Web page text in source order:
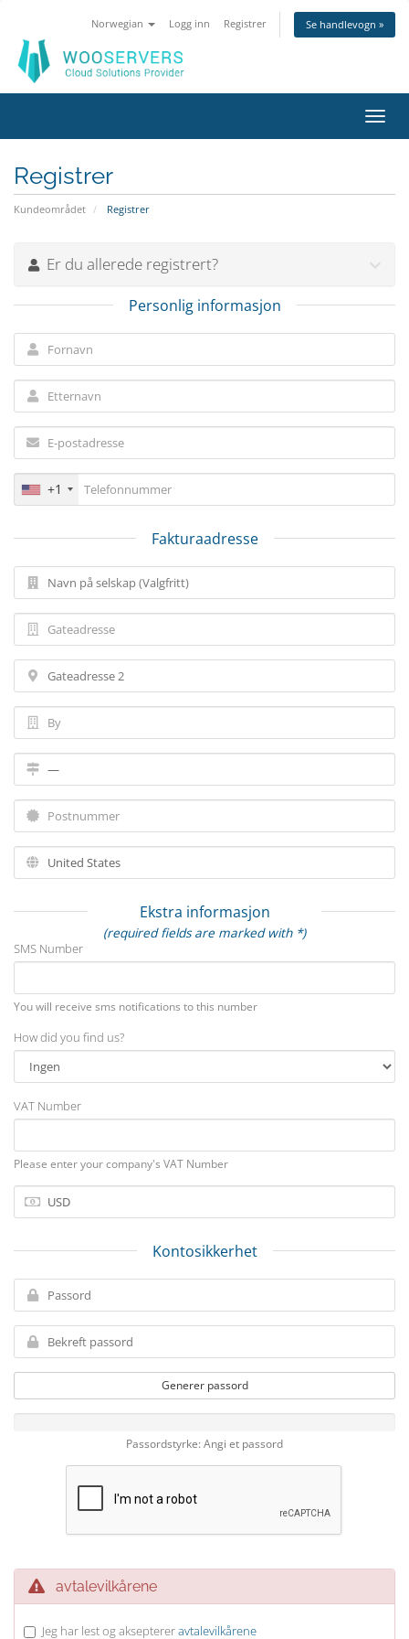
Norwegian Logg inn Registrer Se handlevogn »
Bytt
Registrer
Kundeområdet Registrer
Er du allerede registrert?
Personlig informasjon
+1
Fakturaadresse
Ekstra informasjon
(required fields are marked with *)
SMS Number
You will receive sms notifications to this number
How did you find us?
VAT Number
Please enter your company's VAT Number
Kontosikkerhet
Generer passord
Passordstyrke: Angi et passord
avtalevilkårene
Jeg har lest og akseptereravtalevilkårene